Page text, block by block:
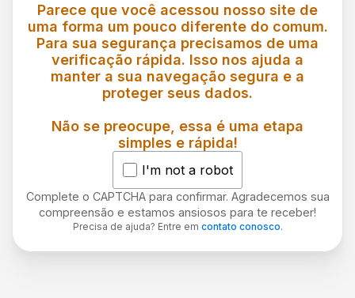
Parece que você acessou nosso site de
uma forma um pouco diferente do comum.
Para sua segurança precisamos de uma
verificação rápida. Isso nos ajuda a
manter a sua navegação segura e a
proteger seus dados.
Não se preocupe, essa é uma etapa
simples e rápida!
I'm not a robot
Complete o CAPTCHA para confirmar. Agradecemos sua
compreensão e estamos ansiosos para te receber!
Precisa de ajuda? Entre em contato conosco.